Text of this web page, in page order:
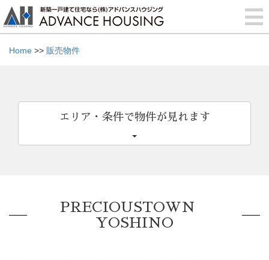
Home >> 販売物件
エリア・条件で物件が見れます
PRECIOUSTOWN
YOSHINO